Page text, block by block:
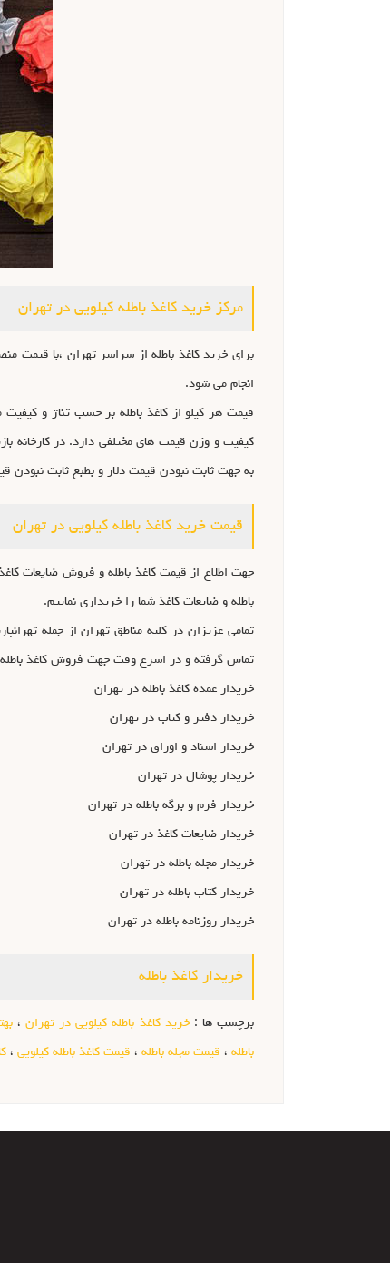
مرکز خرید کاغذ باطله کیلویی در تهران
برای خرید کاغذ باطله از سراسر تهران ،با قیمت
انجام می شود.
کیفیت و وزن قیمت های مختلفی دارد. در کارخانه
به جهت ثابت نبودن قیمت دلار و بطبع ثابت نبودن
قیمت خرید کاغذ باطله کیلویی در تهران
جهت اطلاع از قیمت کاغذ باطله و فروش ضایعات
باطله و ضایعات کاغذ شما را خریداری نماییم.
تمامی عزیزان در کلیه مناطق تهران از جمله
تماس گرفته و در اسرع وقت جهت فروش کاغذ باطله
خریدار عمده کاغذ باطله در تهران
خریدار دفتر و کتاب در تهران
خریدار اسناد و اوراق در تهران
خریدار پوشال در تهران
خریدار فرم و برگه باطله در تهران
خریدار ضایعات کاغذ در تهران
خریدار مجله باطله در تهران
خریدار کتاب باطله در تهران
خریدار روزنامه باطله در تهران
خریدار کاغذ باطله
برچسب ها :خرید کاغذ باطله کیلویی در تهران،
باطله ، قیمت مجله باطله ، قیمت کاغذ باطله کیلویی ،